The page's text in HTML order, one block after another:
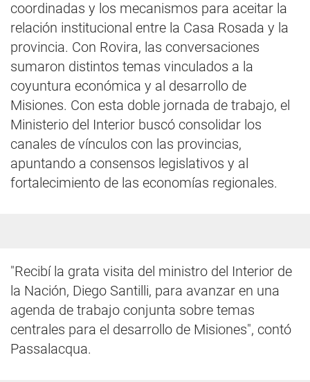
coordinadas y los mecanismos para aceitar la
relación institucional entre la Casa Rosada y la
provincia. Con Rovira, las conversaciones
sumaron distintos temas vinculados a la
coyuntura económica y al desarrollo de
Misiones. Con esta doble jornada de trabajo, el
Ministerio del Interior buscó consolidar los
canales de vínculos con las provincias,
apuntando a consensos legislativos y al
fortalecimiento de las economías regionales.
"Recibí la grata visita del ministro del Interior de
la Nación, Diego Santilli, para avanzar en una
agenda de trabajo conjunta sobre temas
centrales para el desarrollo de Misiones", contó
Passalacqua.